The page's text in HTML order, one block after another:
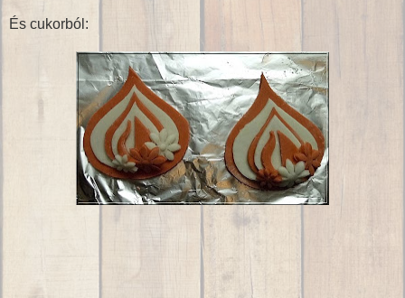
És cukorból: